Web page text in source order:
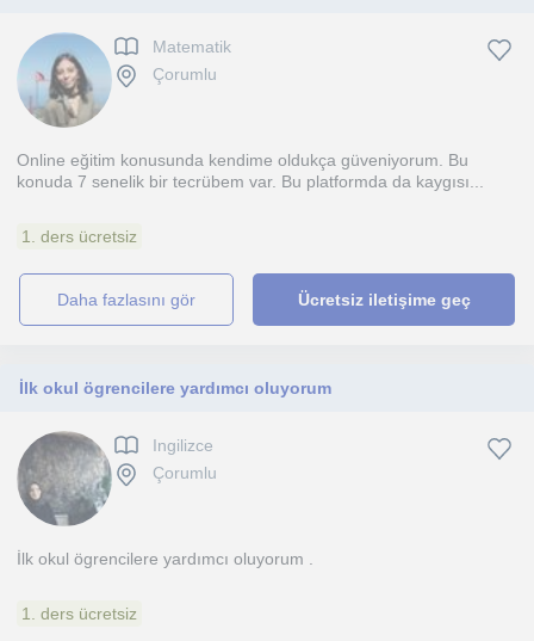
Matematik
Çorumlu
Online eğitim konusunda kendime oldukça güveniyorum. Bu
konuda 7 senelik bir tecrübem var. Bu platformda da kaygısı...
1. ders ücretsiz
daha fazlasını gör Ücretsiz iletişime geç
İlk okul ögrencilere yardımcı oluyorum
Ingilizce
Çorumlu
İlk okul ögrencilere yardımcı oluyorum .
1. ders ücretsiz